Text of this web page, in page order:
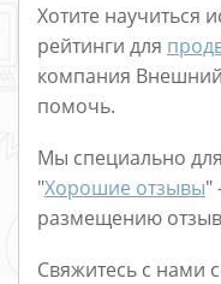
Хотите научиться
рейтинги для
компания
помочь.
Мы специально
"Хорошие отзывы"
размещению
Свяжитесь с нами